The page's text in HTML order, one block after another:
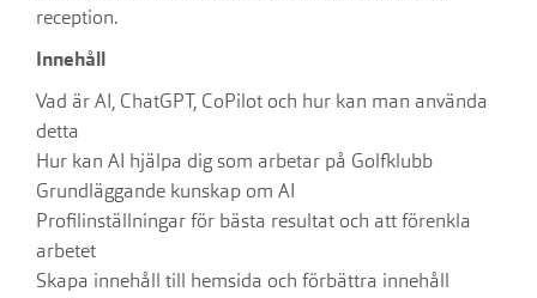
reception.
Innehåll
Vad är AI, ChatGPT, CoPilot och hur kan man använda
detta
Hur kan AI hjälpa dig som arbetar på Golfklubb
Grundläggande kunskap om AI
Profilinställningar för bästa resultat och att förenkla
arbetet
Skapa innehåll till hemsida och förbättra innehåll